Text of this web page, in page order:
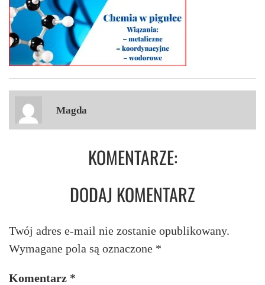
Magda
KOMENTARZE:
DODAJ KOMENTARZ
Twój adres e-mail nie zostanie opublikowany.
Wymagane pola są oznaczone *
Komentarz *